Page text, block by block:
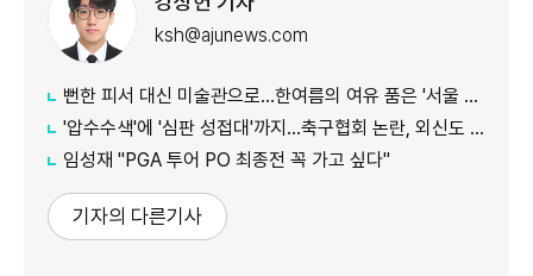
ksh@ajunews.com
뻔한 피서 대신 미술관으로…한여름의 여유 품은 '서울 신규 미술관 4곳'
'압수수색'에 '심판 성접대'까지…축구협회 논란, 외신도 집중 조명
임성재 "PGA 투어 PO 최종전 꼭 가고 싶다"
기자의 다른기사